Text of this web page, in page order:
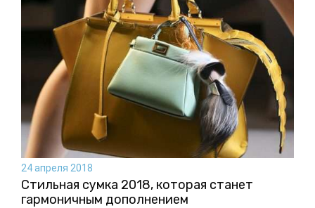
24 апреля 2018
Стильная сумка 2018, которая станет
гармоничным дополнением